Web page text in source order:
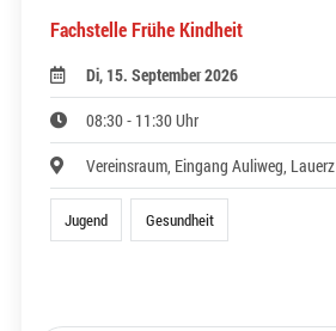
Fachstelle Frühe Kindheit
Di, 15. September 2026
08:30 - 11:30 Uhr
Vereinsraum, Eingang Auliweg, Lauerz
Jugend Gesundheit